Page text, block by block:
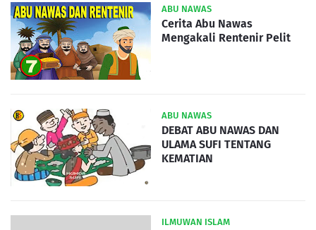
ABU NAWAS
Cerita Abu Nawas
Mengakali Rentenir Pelit
ABU NAWAS
DEBAT ABU NAWAS DAN
ULAMA SUFI TENTANG
KEMATIAN
ILMUWAN ISLAM